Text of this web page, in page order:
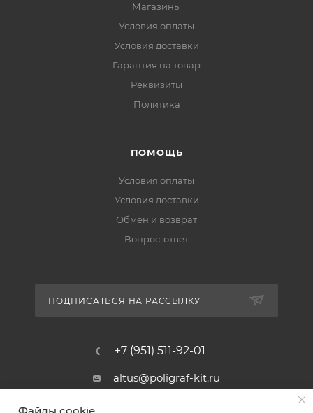
Магазины
Условия оплаты
Условия доставки
Гарантия на товар
Реквизиты
Политика
ПОМОЩЬ
Условия оплаты
Условия доставки
Обмен и возврат
Вопрос-ответ
ПОДПИСАТЬСЯ НА РАССЫЛКУ
+7 (951) 511-92-01
altus@poligraf-kit.ru
Магазин-склад ТЦ "Альтус"